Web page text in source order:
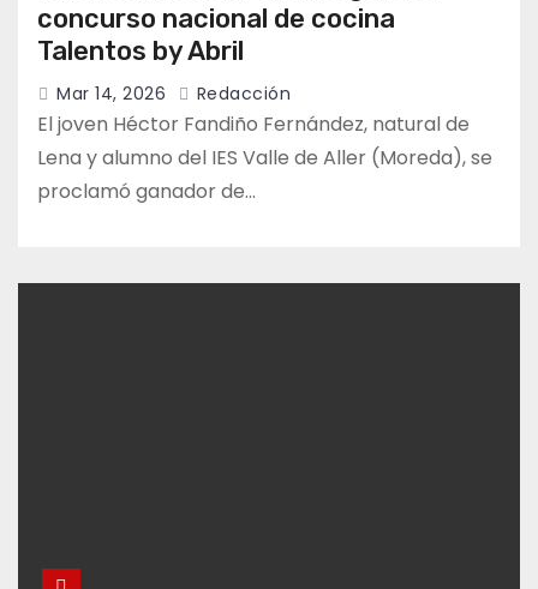
concurso nacional de cocina
Talentos by Abril
Mar 14, 2026 Redacción
El joven Héctor Fandiño Fernández, natural de
Lena y alumno del IES Valle de Aller (Moreda), se
proclamó ganador de…